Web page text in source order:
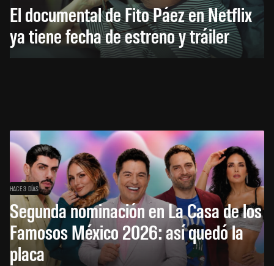
El documental de Fito Páez en Netflix
ya tiene fecha de estreno y tráiler
HACE 3 DÍAS
Segunda nominación en La Casa de los
Famosos México 2026: así quedó la
placa